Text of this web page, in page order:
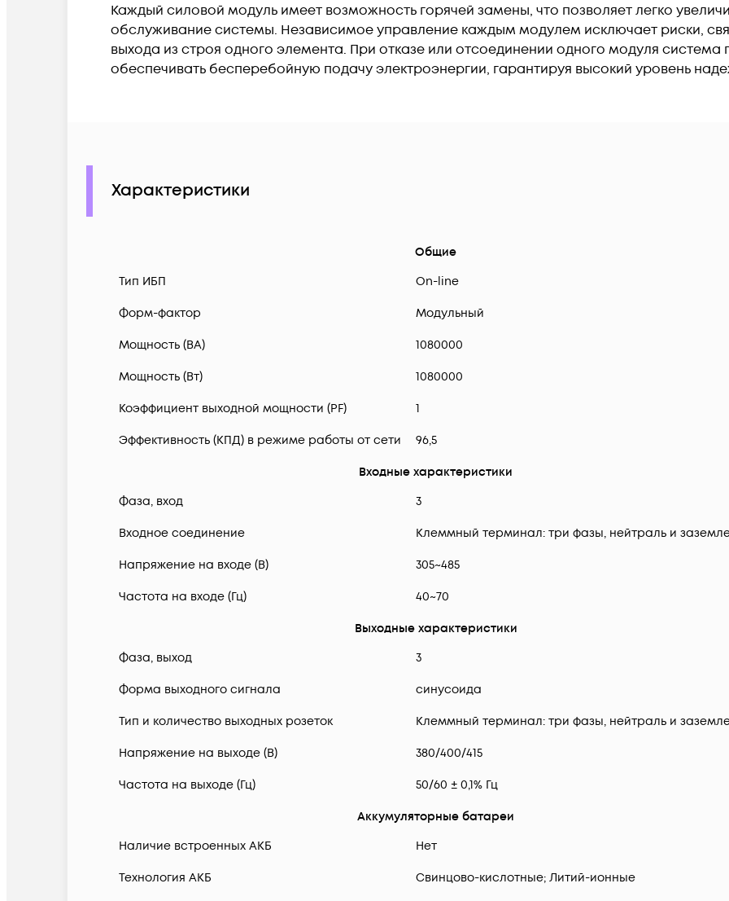
Каждый силовой модуль имеет возможность горячей замены, что позволяет легко
обслуживание системы. Независимое управление каждым модулем исключает риски,
выхода из строя одного элемента. При отказе или отсоединении одного модуля
обеспечивать бесперебойную подачу электроэнергии, гарантируя высокий уровень
Характеристики
Общие
Тип ИБП
On-line
Форм-фактор Модульный
Мощность (ВА) 1080000
Мощность (Вт) 1080000
Коэффициент выходной мощности (PF) 1
Эффективность (КПД) в режиме работы от сети 96,5
Входные характеристики
Фаза, вход
3
Входное соединение Клеммный терминал: три фазы, нейтраль и
Напряжение на входе (В) 305~485
Частота на входе (Гц) 40~70
Выходные характеристики
Фаза, выход
3
Форма выходного сигнала синусоида
Тип и количество выходных розеток Клеммный терминал: три фазы, нейтраль и
Напряжение на выходе (В) 380/400/415
Частота на выходе (Гц) 50/60 ± 0,1% Гц
Аккумуляторные батареи
Наличие встроенных АКБ
Нет
Технология АКБ Свинцово-кислотные; Литий-ионные